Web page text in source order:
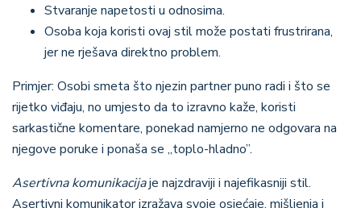
Stvaranje napetosti u odnosima.
Osoba koja koristi ovaj stil može postati frustrirana,
jer ne rješava direktno problem.
Primjer: Osobi smeta što njezin partner puno radi i što se
rijetko viđaju, no umjesto da to izravno kaže, koristi
sarkastične komentare, ponekad namjerno ne odgovara na
njegove poruke i ponaša se ,,toplo-hladno”.
Asertivna komunikacijaje najzdraviji i najefikasniji stil.
Asertivni komunikator izražava svoje osjećaje, mišljenja i